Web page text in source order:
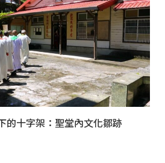
的十字架：聖堂內文化鄒跡